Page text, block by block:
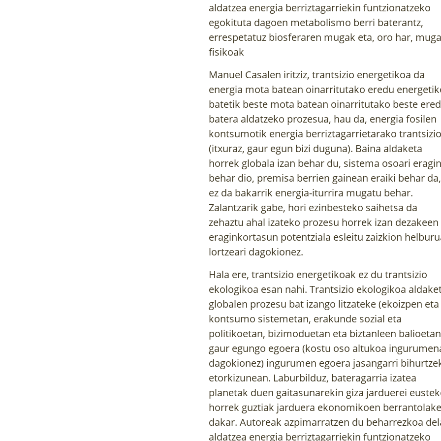
aldatzea energia berriztagarriekin funtzionatzeko
egokituta dagoen metabolismo berri baterantz,
errespetatuz biosferaren mugak eta, oro har, muga
fisikoak
Manuel Casalen iritziz, trantsizio energetikoa da
energia mota batean oinarritutako eredu
batetik beste mota batean oinarritutako beste
batera aldatzeko prozesua, hau da, energia fosilen
kontsumotik energia berriztagarrietarako
(itxuraz, gaur egun bizi duguna). Baina aldaketa
horrek globala izan behar du, sistema osoari eragin
behar dio, premisa berrien gainean eraiki behar da,
ez da bakarrik energia-iturrira mugatu behar.
Zalantzarik gabe, hori ezinbesteko saihetsa da
zehaztu ahal izateko prozesu horrek izan dezakeen
eraginkortasun potentziala esleitu zaizkion
lortzeari dagokionez.
Hala ere, trantsizio energetikoak ez du trantsizio
ekologikoa esan nahi. Trantsizio ekologikoa
globalen prozesu bat izango litzateke (ekoizpen eta
kontsumo sistemetan, erakunde sozial eta
politikoetan, bizimoduetan eta biztanleen
gaur egungo egoera (kostu oso altukoa
dagokionez) ingurumen egoera jasangarri
etorkizunean. Laburbilduz, bateragarria izatea
planetak duen gaitasunarekin giza jarduerei
horrek guztiak jarduera ekonomikoen
dakar. Autoreak azpimarratzen du beharrezkoa
aldatzea energia berriztagarriekin funtzionatzeko